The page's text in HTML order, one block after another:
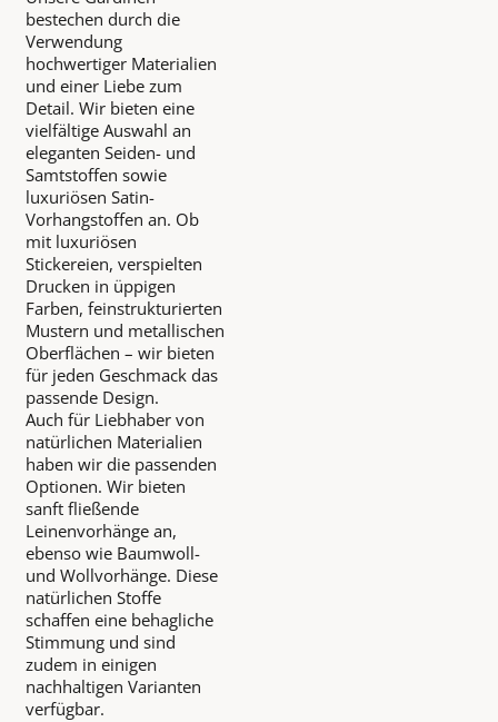
bestechen durch die
Verwendung
hochwertiger Materialien
und einer Liebe zum
Detail. Wir bieten eine
vielfältige Auswahl an
eleganten Seiden- und
Samtstoffen sowie
luxuriösen Satin-
Vorhangstoffen an. Ob
mit luxuriösen
Stickereien, verspielten
Drucken in üppigen
Farben, feinstrukturierten
Mustern und metallischen
Oberflächen – wir bieten
für jeden Geschmack das
passende Design.
Auch für Liebhaber von
natürlichen Materialien
haben wir die passenden
Optionen. Wir bieten
sanft fließende
Leinenvorhänge an,
ebenso wie Baumwoll-
und Wollvorhänge. Diese
natürlichen Stoffe
schaffen eine behagliche
Stimmung und sind
zudem in einigen
nachhaltigen Varianten
verfügbar.